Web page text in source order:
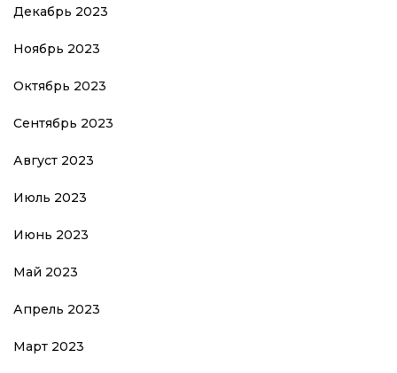
Декабрь 2023
Ноябрь 2023
Октябрь 2023
Сентябрь 2023
Август 2023
Июль 2023
Июнь 2023
Май 2023
Апрель 2023
Март 2023